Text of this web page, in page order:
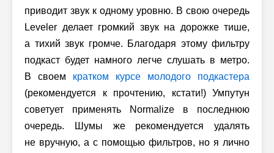
приводит звук к одному уровню. В свою очередь
Leveler делает громкий звук на дорожке тише,
а тихий звук громче. Благодаря этому фильтру
подкаст будет намного легче слушать в метро.
В своем кратком курсе молодого подкастера
(рекомендуется к прочтению, кстати!) Умпутун
советует применять Normalize в последнюю
очередь. Шумы же рекомендуется удалять
не вручную, а с помощью фильтров, но я лично